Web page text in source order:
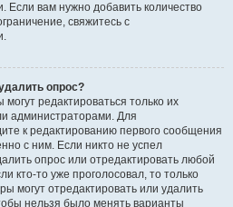
вам нужно добавить количество
свяжитесь с
опрос?
редактироваться только их
администраторами. Для
к редактированию первого сообщения
с ним. Если никто не успел
опрос или отредактировать любой
кто-то уже проголосовал, то только
могут отредактировать или удалить
нельзя было менять варианты